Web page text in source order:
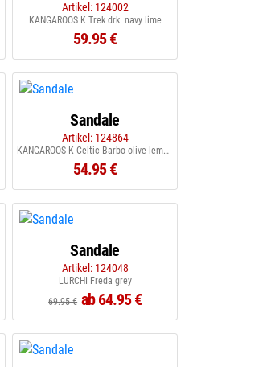
Artikel: 124002
KANGAROOS K Trek drk. navy lime
59.95 €
Sandale
Artikel: 124864
KANGAROOS K-Celtic Barbo olive lemon chrom
54.95 €
Sandale
Artikel: 124048
LURCHI Freda grey
69.95 € ab 64.95 €